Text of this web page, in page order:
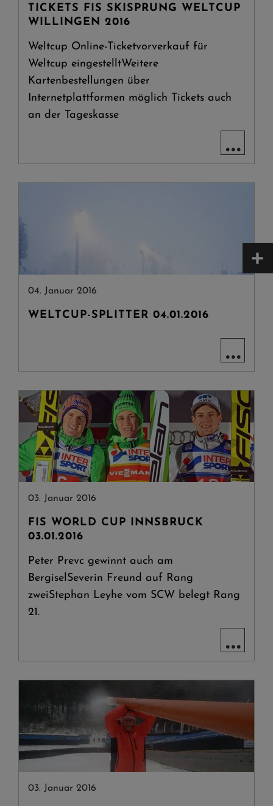
TICKETS FIS SKISPRUNG WELTCUP
WILLINGEN 2016
Weltcup Online-Ticketvorverkauf für
Weltcup eingestelltWeitere
Kartenbestellungen über
Internetplattformen möglich Tickets auch
an der Tageskasse
...
04. Januar 2016
WELTCUP-SPLITTER 04.01.2016
...
03. Januar 2016
FIS WORLD CUP INNSBRUCK
03.01.2016
Peter Prevc gewinnt auch am
BergiselSeverin Freund auf Rang
zweiStephan Leyhe vom SCW belegt Rang
21.
...
03. Januar 2016
+